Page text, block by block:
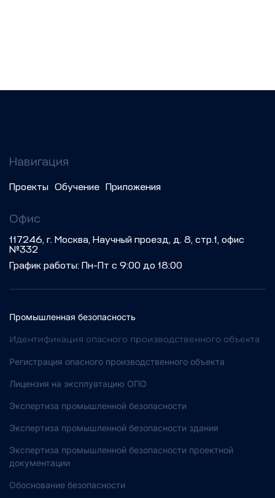
Навигация
Проекты Обучение Приложения
Офис
117246, г. Москва, Научный проезд, д. 8, стр.1, офис
№332
График работы: Пн-Пт с 9:00 до 18:00
Промышленная безопасность
Идентификация опасного производственного объекта
Регистрация опасного производственного объекта
Лицензия на эксплуатацию ОПО
Экспертиза промышленной безопасности
Экспертиза промышленной безопасности здания
Экспертиза промышленной безопасности проектной
документации
Обоснование безопасности